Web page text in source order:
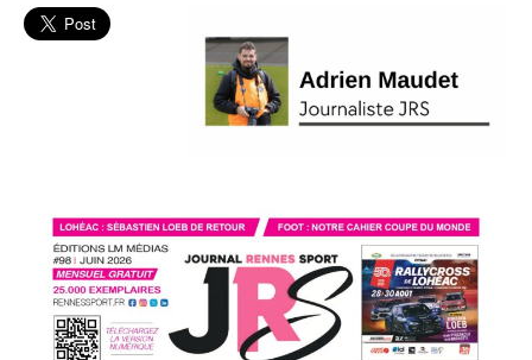
Volley-
ball